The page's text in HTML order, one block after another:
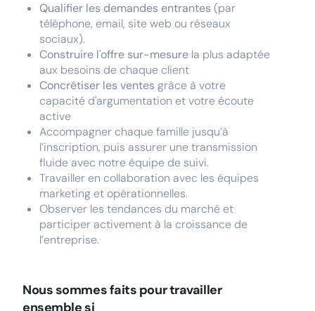
Qualifier les demandes entrantes (par
téléphone, email, site web ou réseaux
sociaux).
Construire l'offre sur-mesure la plus adaptée
aux besoins de chaque client
Concrétiser les ventes grâce à votre
capacité d'argumentation et votre écoute
active
Accompagner chaque famille jusqu’à
l’inscription, puis assurer une transmission
fluide avec notre équipe de suivi.
Travailler en collaboration avec les équipes
marketing et opérationnelles.
Observer les tendances du marché et
participer activement à la croissance de
l’entreprise.
Nous sommes faits pour travailler
ensemble si